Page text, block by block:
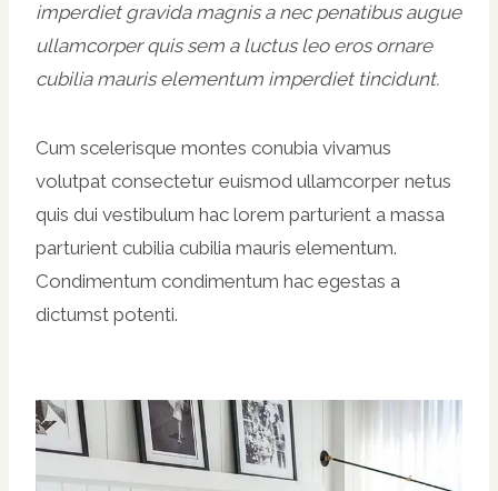
imperdiet gravida magnis a nec penatibus augue
ullamcorper quis sem a luctus leo eros ornare
cubilia mauris elementum imperdiet tincidunt.
Cum scelerisque montes conubia vivamus
volutpat consectetur euismod ullamcorper netus
quis dui vestibulum hac lorem parturient a massa
parturient cubilia cubilia mauris elementum.
Condimentum condimentum hac egestas a
dictumst potenti.